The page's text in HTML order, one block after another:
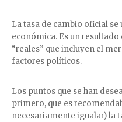
La tasa de cambio oficial
económica. Es un
“reales” que incluyen el
factores políticos.
Los puntos que se han
primero, que es
necesariamente igualar) la